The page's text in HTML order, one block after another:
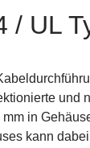
/ UL
und
in
kann